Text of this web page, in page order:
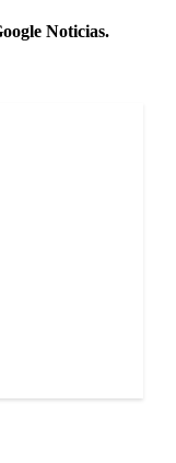
Noticias.